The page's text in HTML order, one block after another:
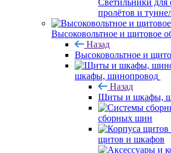
Светильники
пролётов и
Высоковольтное и щитовое
Назад
Высоковольтное и
шкафы, шинопровод
Назад
Щиты и шкафы,
сборных шин
щитов и шкафов